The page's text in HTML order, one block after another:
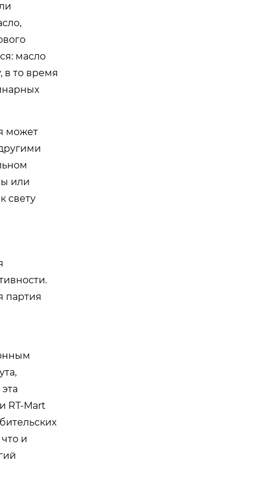
масло
в то время
может
или
свету
партия
RT-Mart
и